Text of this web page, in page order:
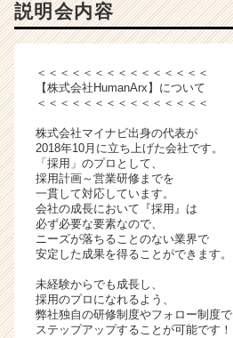
ー・
成
企
業
ら
ス
カ
ウ
ト
が
届
就
活
サ
説明会内容
＜＜＜＜＜＜＜＜＜＜＜＜＜＜＜
【株式会社HumanArx】について
＜＜＜＜＜＜＜＜＜＜＜＜＜＜＜
株式会社マイナビ出身の代表が
2018年10月に立ち上げた会社です。
「採用」のプロとして、
採用計画～営業研修までを
一貫して対応しています。
会社の成長において『採用』は
必ず必要な要素なので、
ニーズが落ちることのない業界で
安定した成果を得ることができます。
未経験からでも成長し、
採用のプロになれるよう、
弊社独自の研修制度やフォロー制度で
ステップアップすることが可能です！